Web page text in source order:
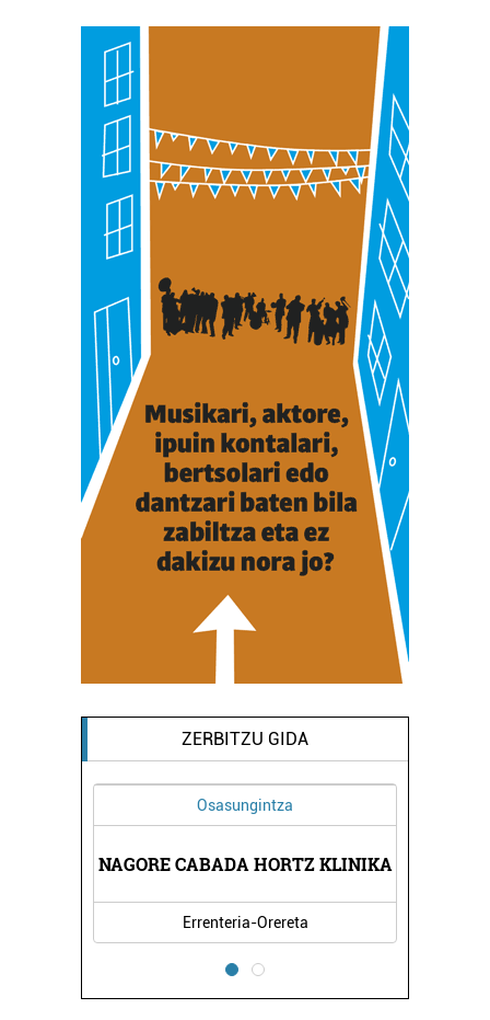
ZERBITZU GIDA
Osasungintza
NAGORE CABADA HORTZ KLINIKA
Errenteria-Orereta